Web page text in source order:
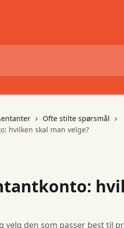
Ofte stilte spørsmål
hvilken skal man velge?
den som passer best til